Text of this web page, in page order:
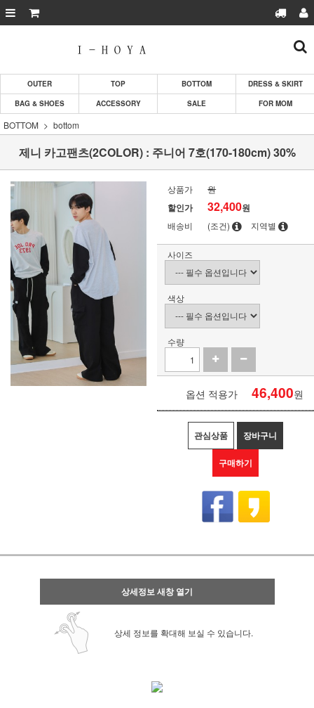
OUTER TOP BOTTOM
DRESS & SKIRT
BAG & SHOES
ACCESSORY SALE FOR MOM
BOTTOM bottom
제니 카고팬츠(2COLOR) : 주니어 7호(170-180cm) 30%
상품가 원
할인가 32,400원
배송비 (조건) 지역별
사이즈
색상
수량
옵션 적용가 46,400원
관심상품 장바구니
구매하기
상세정보 새창 열기
상세 정보를 확대해 보실 수 있습니다.